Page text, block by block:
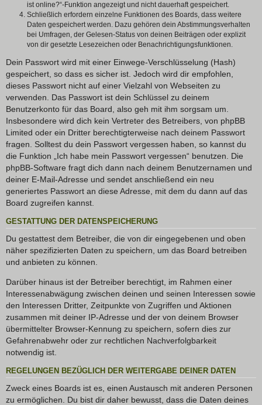
ist online?“-Funktion angezeigt und nicht dauerhaft gespeichert.
Schließlich erfordern einzelne Funktionen des Boards, dass weitere
Daten gespeichert werden. Dazu gehören dein Abstimmungsverhalten
bei Umfragen, der Gelesen-Status von deinen Beiträgen oder explizit
von dir gesetzte Lesezeichen oder Benachrichtigungsfunktionen.
Dein Passwort wird mit einer Einwege-Verschlüsselung (Hash)
gespeichert, so dass es sicher ist. Jedoch wird dir empfohlen,
dieses Passwort nicht auf einer Vielzahl von Webseiten zu
verwenden. Das Passwort ist dein Schlüssel zu deinem
Benutzerkonto für das Board, also geh mit ihm sorgsam um.
Insbesondere wird dich kein Vertreter des Betreibers, von phpBB
Limited oder ein Dritter berechtigterweise nach deinem Passwort
fragen. Solltest du dein Passwort vergessen haben, so kannst du
die Funktion „Ich habe mein Passwort vergessen“ benutzen. Die
phpBB-Software fragt dich dann nach deinem Benutzernamen und
deiner E-Mail-Adresse und sendet anschließend ein neu
generiertes Passwort an diese Adresse, mit dem du dann auf das
Board zugreifen kannst.
GESTATTUNG DER DATENSPEICHERUNG
Du gestattest dem Betreiber, die von dir eingegebenen und oben
näher spezifizierten Daten zu speichern, um das Board betreiben
und anbieten zu können.
Darüber hinaus ist der Betreiber berechtigt, im Rahmen einer
Interessenabwägung zwischen deinen und seinen Interessen sowie
den Interessen Dritter, Zeitpunkte von Zugriffen und Aktionen
zusammen mit deiner IP-Adresse und der von deinem Browser
übermittelter Browser-Kennung zu speichern, sofern dies zur
Gefahrenabwehr oder zur rechtlichen Nachverfolgbarkeit
notwendig ist.
REGELUNGEN BEZÜGLICH DER WEITERGABE DEINER DATEN
Zweck eines Boards ist es, einen Austausch mit anderen Personen
zu ermöglichen. Du bist dir daher bewusst, dass die Daten deines